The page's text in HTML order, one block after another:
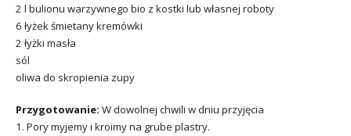
2 l bulionu warzywnego bio z kostki lub własnej roboty
6 łyżek śmietany kremówki
2 łyżki masła
sól
oliwa do skropienia zupy
Przygotowanie: W dowolnej chwili w dniu przyjęcia
1. Pory myjemy i kroimy na grube plastry.